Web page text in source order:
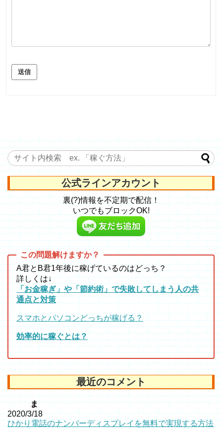
送信
公式ラインアカウント
裏(?)情報を不定期で配信！
いつでもブロックOK!
A君とB君1年後に稼げているのはどっち？
詳しくは↓
「お金稼ぎ」や「節約術」で失敗してしまう人の共
通点と対策
スマホとパソコンどっちが稼げる？
効率的に稼ぐとは？
最近のコメント
ま
2020/3/18
ひかり電話のナンバーディスプレイを無料で実現する方法